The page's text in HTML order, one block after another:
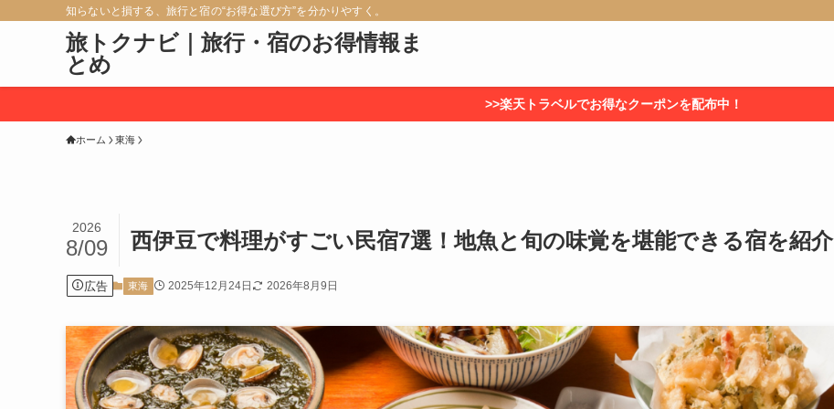
知らないと損する、旅行と宿の“お得な選び方”を分かりやすく。
旅トクナビ｜旅行・宿のお得情報ま
とめ
>>楽天トラベルでお得なクーポンを配布中！
ホーム 東海
西伊豆で料理がすごい民宿7選！地魚と旬の味覚を堪能できる宿を紹介
2026
8/09
広告 東海 2025年12月24日 2026年8月9日